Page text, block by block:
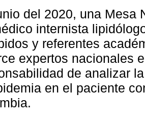
del 2020, una Mesa
internista
y referentes
expertos nacionales
de analizar
en el paciente